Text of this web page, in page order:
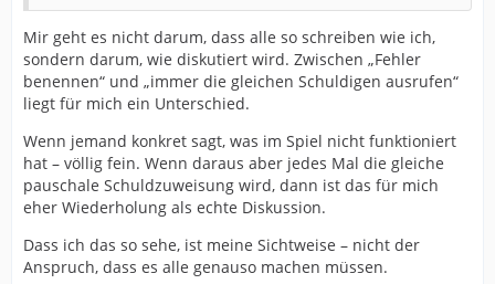
Mir geht es nicht darum, dass alle so schreiben wie ich,
sondern darum, wie diskutiert wird. Zwischen „Fehler
benennen“ und „immer die gleichen Schuldigen ausrufen“
liegt für mich ein Unterschied.
Wenn jemand konkret sagt, was im Spiel nicht funktioniert
hat – völlig fein. Wenn daraus aber jedes Mal die gleiche
pauschale Schuldzuweisung wird, dann ist das für mich
eher Wiederholung als echte Diskussion.
Dass ich das so sehe, ist meine Sichtweise – nicht der
Anspruch, dass es alle genauso machen müssen.